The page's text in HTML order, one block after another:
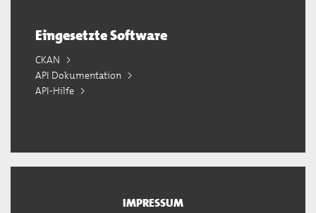
Eingesetzte Software
CKAN
API Dokumentation
API-Hilfe
IMPRESSUM